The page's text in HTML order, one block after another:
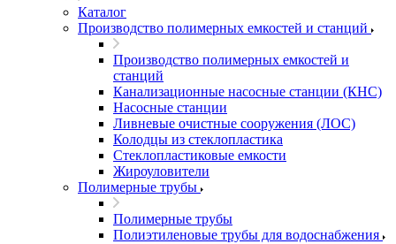
Каталог
Производство полимерных емкостей и станций
Производство полимерных емкостей и
станций
Канализационные насосные станции (КНС)
Насосные станции
Ливневые очистные сооружения (ЛОС)
Колодцы из стеклопластика
Стеклопластиковые емкости
Жироуловители
Полимерные трубы
Полимерные трубы
Полиэтиленовые трубы для водоснабжения